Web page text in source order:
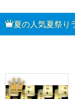
夏の人気夏祭り
1